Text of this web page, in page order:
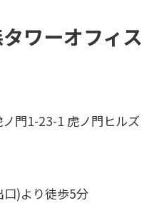
ワーオフィス
門1-23-1 虎ノ門ヒルズ
)より徒歩5分